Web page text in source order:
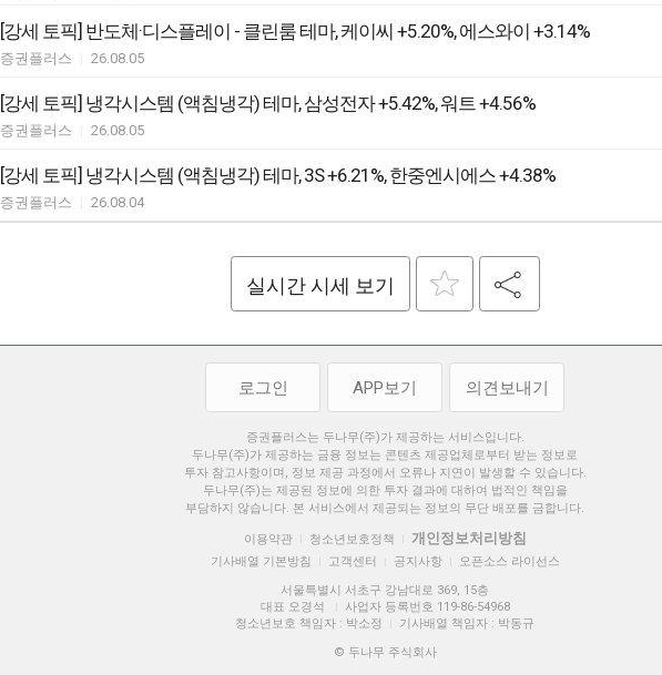
[강세 토픽] 반도체·디스플레이 - 클린룸 테마, 케이씨 +5.20%, 에스와이 +3.14%
증권플러스 26.08.05
[강세 토픽] 냉각시스템 (액침냉각) 테마, 삼성전자 +5.42%, 워트 +4.56%
증권플러스 26.08.05
[강세 토픽] 냉각시스템 (액침냉각) 테마, 3S +6.21%, 한중엔시에스 +4.38%
증권플러스 26.08.04
실시간 시세 보기
로그인 APP보기 의견보내기
증권플러스는 두나무(주)가 제공하는 서비스입니다.
두나무(주)가 제공하는 금융 정보는 콘텐츠 제공업체로부터 받는 정보로
투자 참고사항이며, 정보 제공 과정에서 오류나 지연이 발생할 수 있습니다.
두나무(주)는 제공된 정보에 의한 투자 결과에 대하여 법적인 책임을
부담하지 않습니다. 본 서비스에서 제공되는 정보의 무단 배포를 금합니다.
이용약관 청소년보호정책 개인정보처리방침
기사배열 기본방침 고객센터 공지사항
오픈소스 라이선스
서울특별시 서초구 강남대로 369, 15층
대표 오경석
사업자 등록번호 119-86-54968
청소년보호 책임자 : 박소정
기사배열 책임자 : 박동규
© 두나무 주식회사